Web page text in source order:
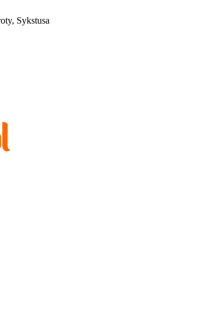
Sykstusa